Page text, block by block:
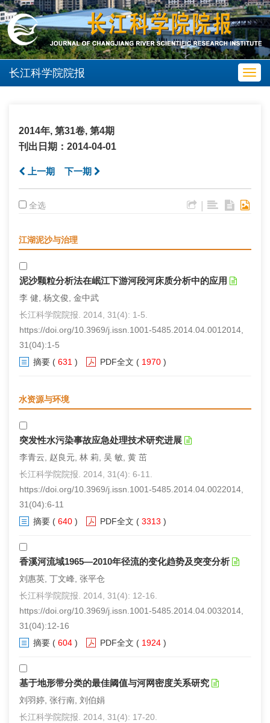
长江科学院院报
2014年, 第31卷, 第4期
刊出日期：2014-04-01
上一期 下一期
全选
江湖泥沙与治理
泥沙颗粒分析法在岷江下游河段河床质分析中的应用
李 健, 杨文俊, 金中武
长江科学院院报. 2014, 31(4): 1-5.
https://doi.org/10.3969/j.issn.1001-5485.2014.04.0012014,
31(04):1-5
摘要 ( 631 ) PDF全文 ( 1970 )
水资源与环境
突发性水污染事故应急处理技术研究进展
李青云, 赵良元, 林 莉, 吴 敏, 黄 茁
长江科学院院报. 2014, 31(4): 6-11.
https://doi.org/10.3969/j.issn.1001-5485.2014.04.0022014,
31(04):6-11
摘要 ( 640 ) PDF全文 ( 3313 )
香溪河流域1965—2010年径流的变化趋势及突变分析
刘惠英, 丁文峰, 张平仓
长江科学院院报. 2014, 31(4): 12-16.
https://doi.org/10.3969/j.issn.1001-5485.2014.04.0032014,
31(04):12-16
摘要 ( 604 ) PDF全文 ( 1924 )
基于地形带分类的最佳阈值与河网密度关系研究
刘羽婷, 张行南, 刘伯娟
长江科学院院报. 2014, 31(4): 17-20.